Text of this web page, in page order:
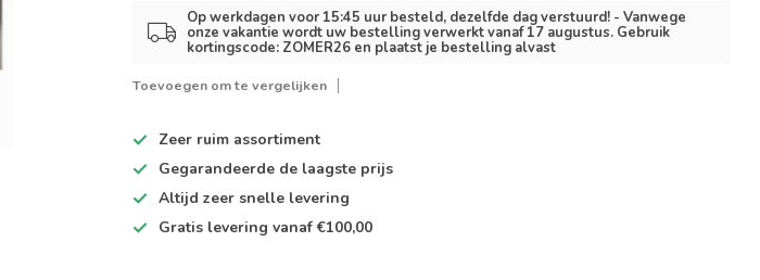
Op werkdagen voor 15:45 uur besteld, dezelfde dag verstuurd! - Vanwege
onze vakantie wordt uw bestelling verwerkt vanaf 17 augustus. Gebruik
kortingscode: ZOMER26 en plaatst je bestelling alvast
Toevoegen om te vergelijken
Zeer ruim assortiment
Gegarandeerde de laagste prijs
Altijdzeer snelle levering
Gratis levering vanaf €100,00